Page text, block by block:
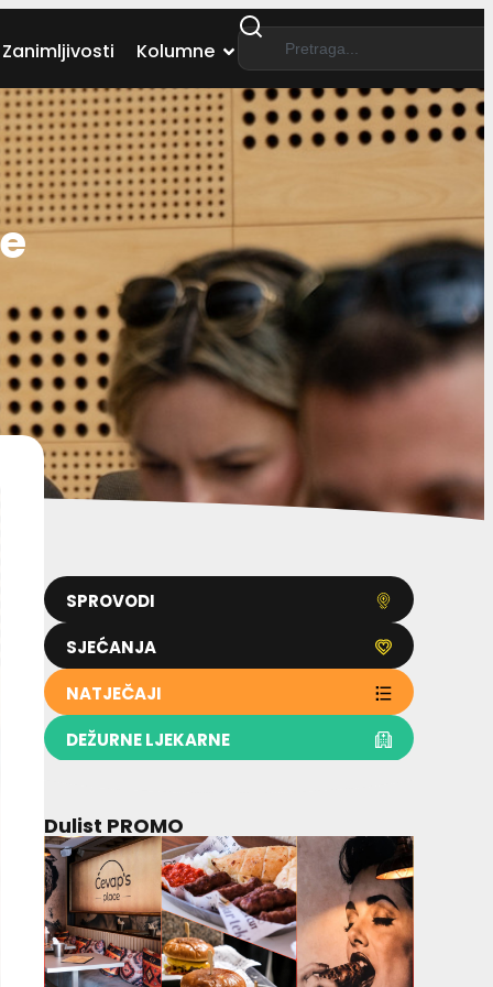
Zanimljivosti Kolumne
SPROVODI
SJEĆANJA
NATJEČAJI
DEŽURNE LJEKARNE
Dulist PROMO